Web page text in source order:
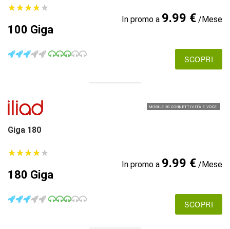
★★★★★
★★★★★
100 Giga
In promo a 9.99 €/Mese
SCOPRI
MOBILE 5G CONNETTIVITÀ E VOCE
Giga 180
★★★★★
★★★★★
180 Giga
In promo a 9.99 €/Mese
SCOPRI